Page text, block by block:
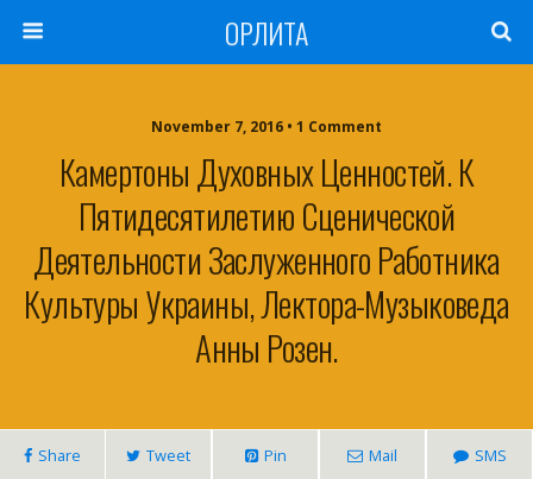
ОРЛИТА
November 7, 2016 • 1 Comment
Камертоны Духовных Ценностей. К
Пятидесятилетию Сценической
Деятельности Заслуженного Работника
Культуры Украины, Лектора-Музыковеда
Анны Розен.
Share Tweet Pin Mail SMS